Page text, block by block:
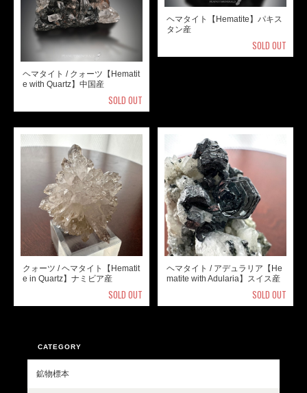
ヘマタイト / クォーツ【Hematit
e with Quartz】中国産
SOLD OUT
ヘマタイト【Hematite】パキス
タン産
SOLD OUT
クォーツ / ヘマタイト【Hematit
e in Quartz】ナミビア産
SOLD OUT
ヘマタイト / アデュラリア【He
matite with Adularia】スイス産
SOLD OUT
CATEGORY
鉱物標本